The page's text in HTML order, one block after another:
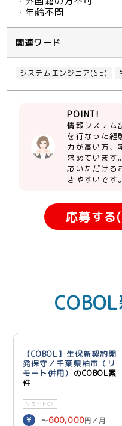
・年齢不問
関連ワード
システムエンジニア(SE)
POINT!
情報システム
を行なった経
力が高い方、
求めています
応いただける
きやすいです
応募する
【COBOL】生保新契約開
発保守／千葉県柏市（リ
モート併用） のCOBOL案
件
リモートOK
〜600,000円／月